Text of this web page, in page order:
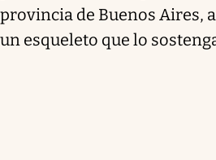
provincia de Buenos Aires,
un esqueleto que lo